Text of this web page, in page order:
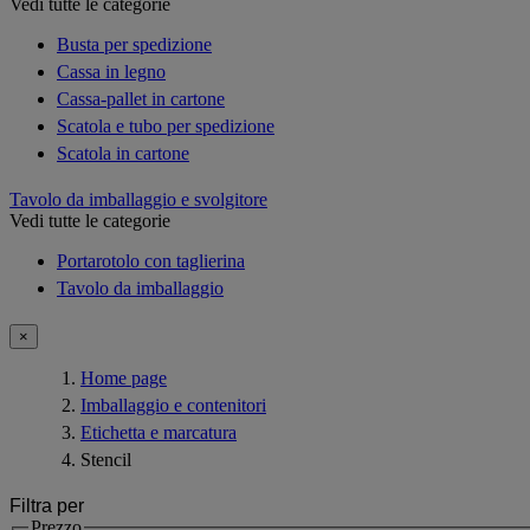
Busta per spedizione
Cassa in legno
Cassa-pallet in cartone
Scatola e tubo per spedizione
Scatola in cartone
Tavolo da imballaggio e svolgitore
Vedi tutte le categorie
Portarotolo con taglierina
Tavolo da imballaggio
×
Home page
Imballaggio e contenitori
Etichetta e marcatura
Stencil
Filtra per